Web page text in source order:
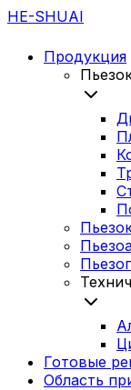
HE-SHUAI
Продукция
Готовые
Область